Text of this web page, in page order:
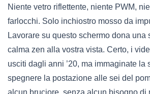
Niente vetro riflettente, niente PWM,
farlocchi. Solo inchiostro mosso da
Lavorare su questo schermo dona una
calma zen alla vostra vista. Certo, i
usciti dagli anni ’20, ma immaginate la
spegnere la postazione alle sei del
alcun bruciore, senza alcun bisogno di